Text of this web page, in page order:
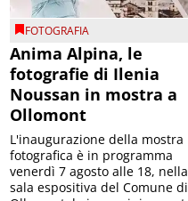
FOTOGRAFIA
Anima Alpina, le
fotografie di Ilenia
Noussan in mostra a
Ollomont
L'inaugurazione della mostra
fotografica è in programma
venerdì 7 agosto alle 18, nella
sala espositiva del Comune di